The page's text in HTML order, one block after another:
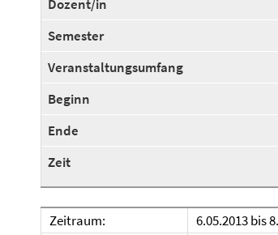
Dozent/in
Semester
Veranstaltungsumfang
Beginn
Ende
Zeit
Zeitraum:
6.05.2013 bis